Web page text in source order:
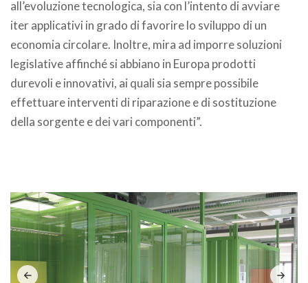
all’evoluzione tecnologica, sia con l’intento di avviare
iter applicativi in grado di favorire lo sviluppo di un
economia circolare. Inoltre, mira ad imporre soluzioni
legislative affinché si abbiano in Europa prodotti
durevoli e innovativi, ai quali sia sempre possibile
effettuare interventi di riparazione e di sostituzione
della sorgente e dei vari componenti”.